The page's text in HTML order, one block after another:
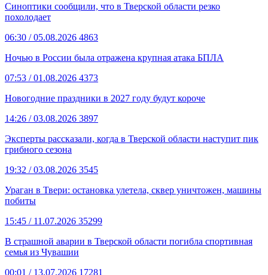
Синоптики сообщили, что в Тверской области резко
похолодает
06:30 / 05.08.2026 4863
Ночью в России была отражена крупная атака БПЛА
07:53 / 01.08.2026 4373
Новогодние праздники в 2027 году будут короче
14:26 / 03.08.2026 3897
Эксперты рассказали, когда в Тверской области наступит пик
грибного сезона
19:32 / 03.08.2026 3545
Ураган в Твери: остановка улетела, сквер уничтожен, машины
побиты
15:45 / 11.07.2026 35299
В страшной аварии в Тверской области погибла спортивная
семья из Чувашии
00:01 / 13.07.2026 17281